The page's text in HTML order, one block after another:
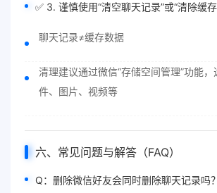
✅ 3. 谨慎使用“清空聊天记录”或“清除缓
聊天记录≠缓存数据
清理建议通过微信“存储空间管理”功能
件、图片、视频等
六、常见问题与解答（FAQ）
Q：删除微信好友会同时删除聊天记录吗？